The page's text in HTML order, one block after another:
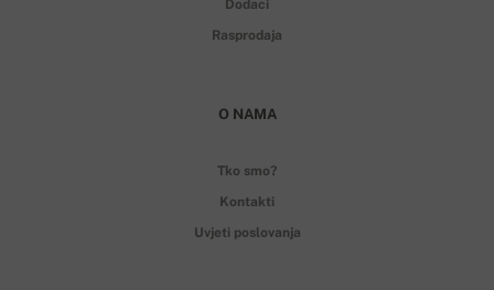
Dodaci
Rasprodaja
O NAMA
Tko smo?
Kontakti
Uvjeti poslovanja